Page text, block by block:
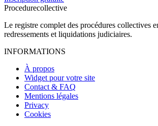
Procedurecollective
Le registre complet des procédures collectives
redressements et liquidations judiciaires.
INFORMATIONS
À propos
Widget pour votre site
Contact & FAQ
Mentions légales
Privacy
Cookies